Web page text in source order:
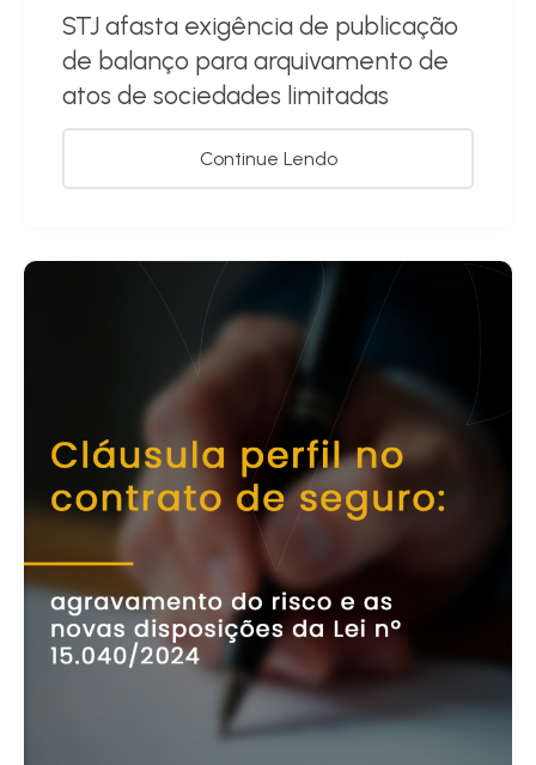
STJ afasta exigência de publicação
de balanço para arquivamento de
atos de sociedades limitadas
Continue Lendo